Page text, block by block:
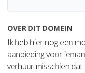
OVER DIT DOMEIN
Ik heb hier nog een
aanbieding voor
verhuur misschien